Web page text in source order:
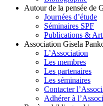
Autour de la pensée de
Journées d’étude
Séminaires SPF
Publications &
Association Gisela
L’Association
Les membres
Les partenaires
Les séminaires
Contacter
Adhérer à